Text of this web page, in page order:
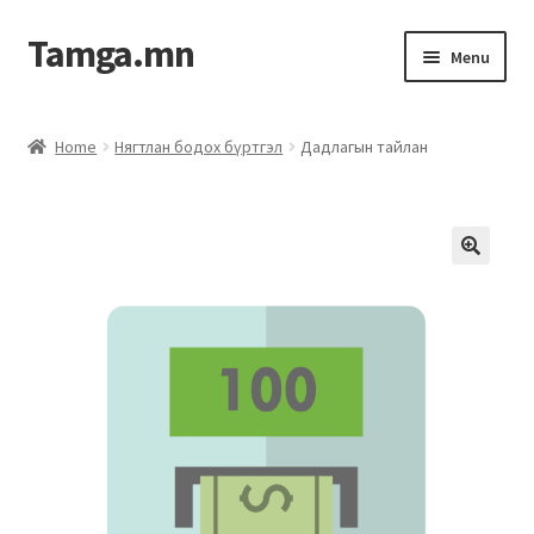
Tamga.mn Menu
Ажил гүйцэтгэх гэрээ
Компанийн удирдлагын бичиг баримт
Home Нягтлан бодох бүртгэл Дадлагын тайлан